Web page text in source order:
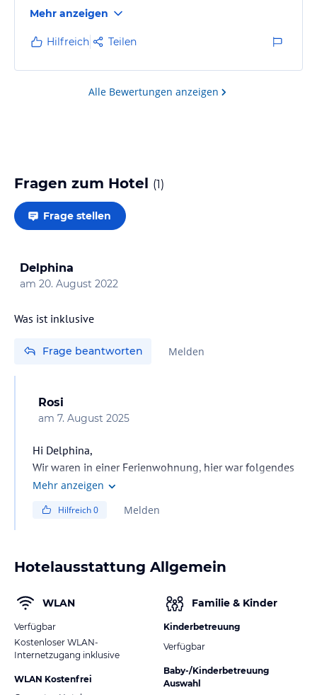
Mehr anzeigen
Hilfreich Teilen
Alle Bewertungen anzeigen
Fragen zum Hotel (1)
Frage stellen
Delphina
am 20. August 2022
Was ist inklusive
Frage beantworten Melden
Rosi
am 7. August 2025
Hi Delphina,
Wir waren in einer Ferienwohnung, hier war folgendes
mit inbegriffen:
Toms Baby und Kids Club
Spielzimmer im Hotel
WLAN
Wenn du im Hotel übernachtest hast du zusätzlich:
Frühstück
Kinderbuffet (Babygläschen, Fläschchen Nahrung,
normales Essen und Dessert)
Mehr anzeigen
Hilfreich0 Melden
Hotelausstattung Allgemein
WLAN
Verfügbar
Kostenloser WLAN-
Internetzugang inklusive
WLAN Kostenfrei
Familie & Kinder
Kinderbetreuung
Verfügbar
Baby-/Kinderbetreuung
Auswahl